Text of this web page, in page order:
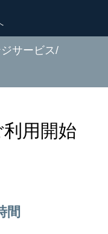
サービス/
用開始
間